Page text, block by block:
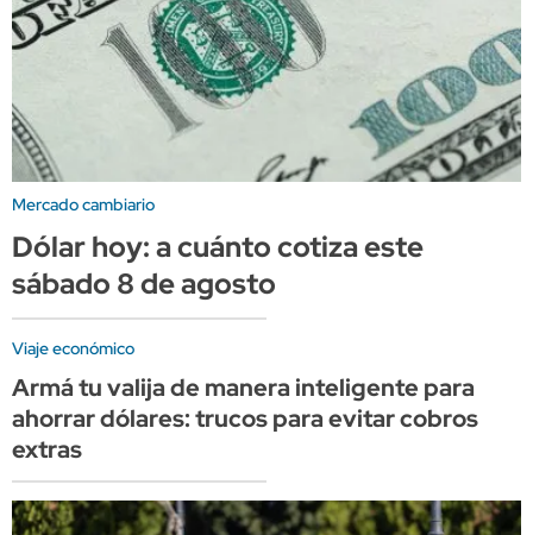
Mercado cambiario
Dólar hoy: a cuánto cotiza este
sábado 8 de agosto
Viaje económico
Armá tu valija de manera inteligente para
ahorrar dólares: trucos para evitar cobros
extras